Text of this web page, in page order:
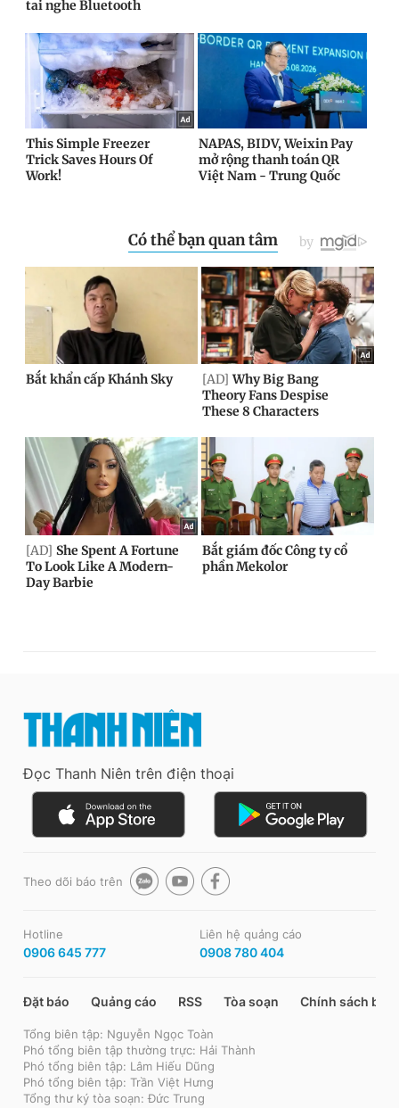
Đọc Thanh Niên trên điện thoại
Theo dõi báo trên
Hotline
0906 645 777
Liên hệ quảng cáo
0908 780 404
Đặt báo Quảng cáo RSS Tòa soạn Chính sách bảo
Tổng biên tập: Nguyễn Ngọc Toàn
Phó tổng biên tập thường trực: Hải Thành
Phó tổng biên tập: Lâm Hiếu Dũng
Phó tổng biên tập: Trần Việt Hưng
Tổng thư ký tòa soạn: Đức Trung